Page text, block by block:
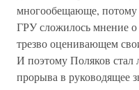
многообещающе, потому
ГРУ сложилось мнение о
трезво оценивающем
И поэтому Поляков стал
прорыва в руководящее